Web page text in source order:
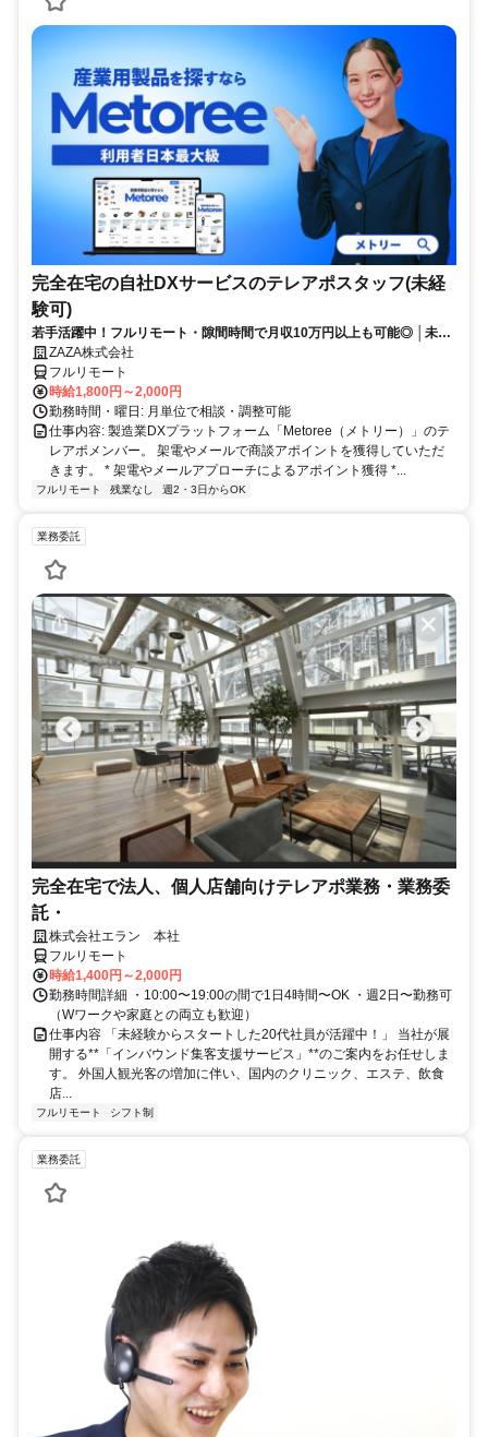
完全在宅の自社DXサービスのテレアポスタッフ(未経
験可)
若手活躍中！フルリモート・隙間時間で月収10万円以上も可能◎ │未経
験からインサイドセールスに挑戦
ZAZA株式会社
フルリモート
時給1,800円～2,000円
勤務時間・曜日: 月単位で相談・調整可能
仕事内容: 製造業DXプラットフォーム「Metoree（メトリー）」のテ
レアポメンバー。 架電やメールで商談アポイントを獲得していただ
きます。 * 架電やメールアプローチによるアポイント獲得 *...
フルリモート 残業なし 週2・3日からOK
業務委託
完全在宅で法人、個人店舗向けテレアポ業務・業務委
託・
株式会社エラン 本社
フルリモート
時給1,400円～2,000円
勤務時間詳細 ・10:00〜19:00の間で1日4時間〜OK ・週2日〜勤務可
（Wワークや家庭との両立も歓迎）
仕事内容 「未経験からスタートした20代社員が活躍中！」 当社が展
開する**「インバウンド集客支援サービス」**のご案内をお任せしま
す。 外国人観光客の増加に伴い、国内のクリニック、エステ、飲食
店...
フルリモート シフト制
業務委託